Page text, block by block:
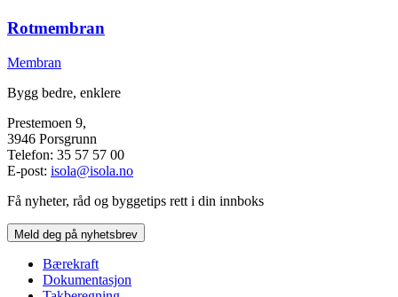
Rotmembran
Membran
Bygg bedre, enklere
Prestemoen 9,
3946 Porsgrunn
Telefon: 35 57 57 00
E-post: isola@isola.no
Få nyheter, råd og byggetips rett i din innboks
Meld deg på nyhetsbrev
Bærekraft
Dokumentasjon